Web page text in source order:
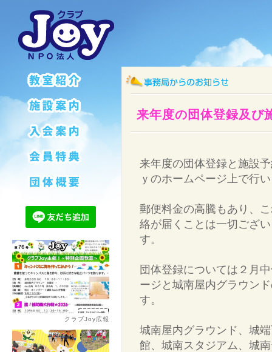
来年度の団体登録及び
来年度の団体登録と施設
ｙのホームページ上で行
郵便料金の高騰もあり、
絡が届くことは一切ござ
す。
団体登録については２月
ージと城南屋内グラウン
す。
城南屋内グラウンド、城
館、城南スタジアム、城
クラブJoy広報